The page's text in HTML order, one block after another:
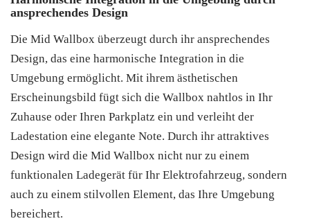
ansprechendes Design
Die Mid Wallbox überzeugt durch ihr ansprechendes
Design, das eine harmonische Integration in die
Umgebung ermöglicht. Mit ihrem ästhetischen
Erscheinungsbild fügt sich die Wallbox nahtlos in Ihr
Zuhause oder Ihren Parkplatz ein und verleiht der
Ladestation eine elegante Note. Durch ihr attraktives
Design wird die Mid Wallbox nicht nur zu einem
funktionalen Ladegerät für Ihr Elektrofahrzeug, sondern
auch zu einem stilvollen Element, das Ihre Umgebung
bereichert.